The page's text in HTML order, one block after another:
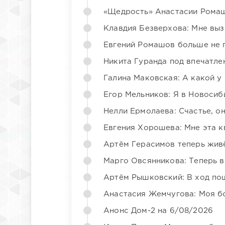
«Щедрость» Анастасии
Клавдия Безверхова: Мне
Евгений Ромашов больше не
Никита Гуранда под
Галина Маковская: А какой у
Егор Мельников: Я в
Нелли Ермолаева: Счастье,
Евгения Хорошева: Мне эта
Артём Герасимов теперь
Марго Овсянникова: Теперь
Артём Рышковский: В ход
Анастасия Жемчугова: Моя
Анонс Дом-2 на 6/08/2026